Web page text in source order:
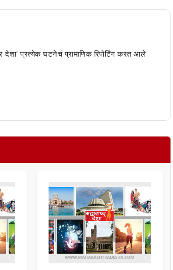
देशा' प्रत्येक घटनेचं प्रामाणिक रिपोर्टिंग करत आले